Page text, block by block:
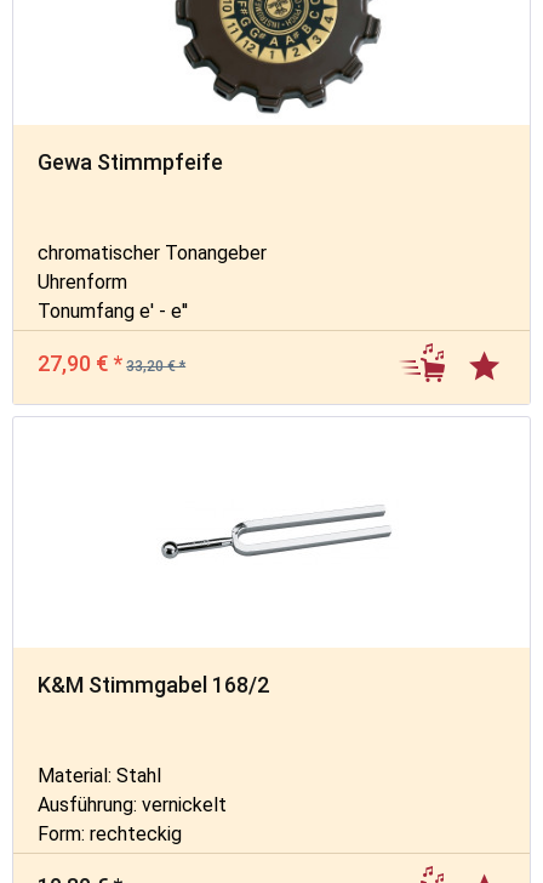
Gewa Stimmpfeife
chromatischer Tonangeber
Uhrenform
Tonumfang e' - e''
27,90 € * 33,20 € *
K&M Stimmgabel 168/2
Material: Stahl
Ausführung: vernickelt
Form: rechteckig